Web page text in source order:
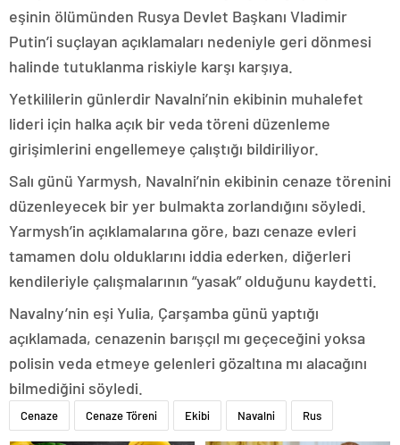
eşinin ölümünden Rusya Devlet Başkanı Vladimir
Putin’i suçlayan açıklamaları nedeniyle geri dönmesi
halinde tutuklanma riskiyle karşı karşıya.
Yetkililerin günlerdir Navalni’nin ekibinin muhalefet
lideri için halka açık bir veda töreni düzenleme
girişimlerini engellemeye çalıştığı bildiriliyor.
Salı günü Yarmysh, Navalni’nin ekibinin cenaze törenini
düzenleyecek bir yer bulmakta zorlandığını söyledi.
Yarmysh’in açıklamalarına göre, bazı cenaze evleri
tamamen dolu olduklarını iddia ederken, diğerleri
kendileriyle çalışmalarının “yasak” olduğunu kaydetti.
Navalny’nin eşi Yulia, Çarşamba günü yaptığı
açıklamada, cenazenin barışçıl mı geçeceğini yoksa
polisin veda etmeye gelenleri gözaltına mı alacağını
bilmediğini söyledi.
Cenaze Cenaze Töreni Ekibi Navalni Rus